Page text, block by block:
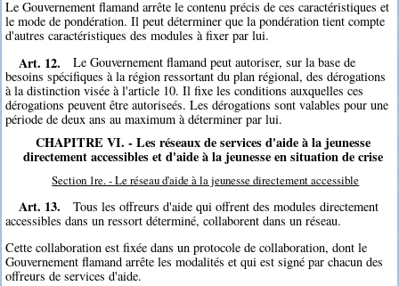
Le Gouvernement flamand arrête le contenu précis de ces caractéristiques et
le mode de pondération. Il peut déterminer que la pondération tient compte
d'autres caractéristiques des modules à fixer par lui.
Art. 12.
Le Gouvernement flamand peut autoriser, sur la base de
besoins spécifiques à la région ressortant du plan régional, des dérogations
à la distinction visée à l'article 10. Il fixe les conditions auxquelles ces
dérogations peuvent être autoriseés. Les dérogations sont valables pour une
période de deux ans au maximum à déterminer par lui.
CHAPITRE VI. - Les réseaux de services d'aide à la jeunesse
directement accessibles et d'aide à la jeunesse en situation de crise
Section 1re. - Le réseau d'aide à la jeunesse directement accessible
Art. 13.
Tous les offreurs d'aide qui offrent des modules directement
accessibles dans un ressort déterminé, collaborent dans un réseau.
Cette collaboration est fixée dans un protocole de collaboration, dont le
Gouvernement flamand arrête les modalités et qui est signé par chacun des
offreurs de services d'aide.